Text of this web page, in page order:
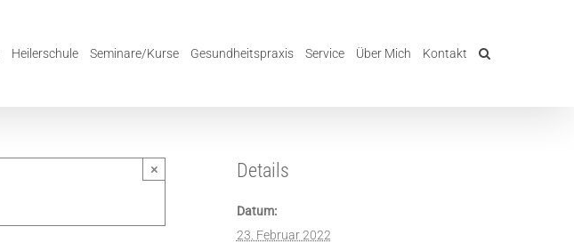
Heilerschule Seminare/Kurse Gesundheitspraxis Service Über Mich Kontakt
× Details
Datum:
23. Februar 2022